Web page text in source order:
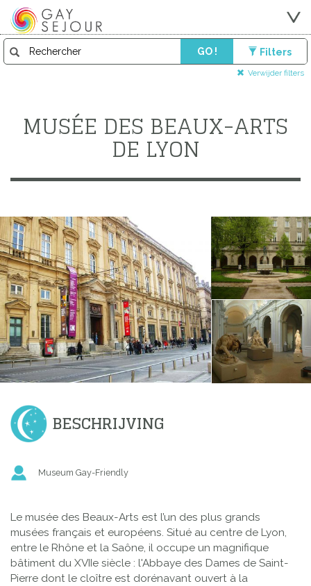
GO ! Filters
Verwijder filters
MUSÉE DES BEAUX-ARTS
DE LYON
BESCHRIJVING
Museum Gay-Friendly
Le musée des Beaux-Arts est l’un des plus grands
musées français et européens. Situé au centre de Lyon,
entre le Rhône et la Saône, il occupe un magnifique
bâtiment du XVIIe siècle : l'Abbaye des Dames de Saint-
Pierre dont le cloître est dorénavant ouvert à la